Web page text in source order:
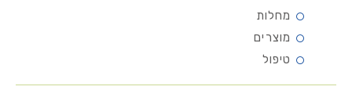
מחלות
מוצרים
טיפול